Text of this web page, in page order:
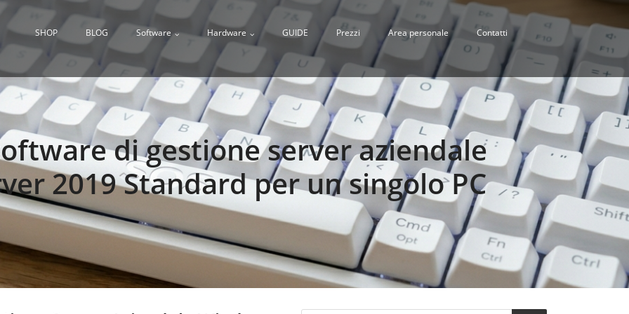
SHOP BLOG Software Hardware GUIDE Prezzi Area personale Contatti
di gestione server aziendale
2019 Standard per un singolo PC